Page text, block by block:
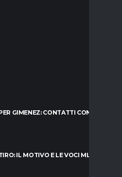
GIMENEZ: CONTATTI CON IL
IL MOTIVO E LE VOCI MLS